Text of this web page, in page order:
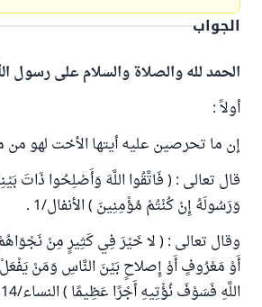
الجواب
الحمد لله والصلاة والسلام على رسول
أولاً :
إن ما تحرصين عليه أيتها الأخت لهو من
قال تعالى : ( فَاتَّقُوا اللَّهَ وَأَصْلِحُوا ذَاتَ
وَرَسُولَهُ إِنْ كُنْتُمْ مُؤْمِنِينَ ) الأنفال/1 .
وقال تعالى : ( لا خَيْرَ فِي كَثِيرٍ مِنْ
أَوْ مَعْرُوفٍ أَوْ إِصلاحٍ بَيْنَ النَّاسِ وَمَنْ
اللَّهِ فَسَوْفَ نُؤْتِيهِ أَجْرًا عَظِيمًا ) النساء/114 .